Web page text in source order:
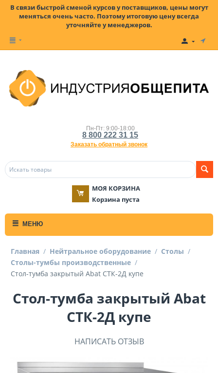
В связи быстрой сменой курсов у поставщиков, цены могут
меняться очень часто. Поэтому итоговую цену всегда
уточняйте у менеджеров.
Пн-Пт: 9:00-18:00
8 800 222 31 15
Заказать обратный звонок
МОЯ КОРЗИНА
Корзина пуста
МЕНЮ
Главная / Нейтральное оборудование / Столы /
Столы-тумбы производственные /
Стол-тумба закрытый Abat СТК-2Д купе
Стол-тумба закрытый Abat
СТК-2Д купе
НАПИСАТЬ ОТЗЫВ